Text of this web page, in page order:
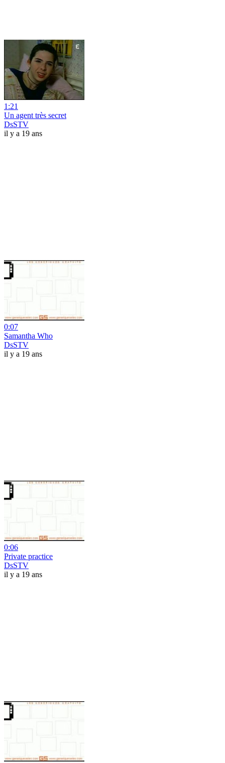
1:21
Un agent très secret
DsSTV
il y a 19 ans
0:07
Samantha Who
DsSTV
il y a 19 ans
0:06
Private practice
DsSTV
il y a 19 ans